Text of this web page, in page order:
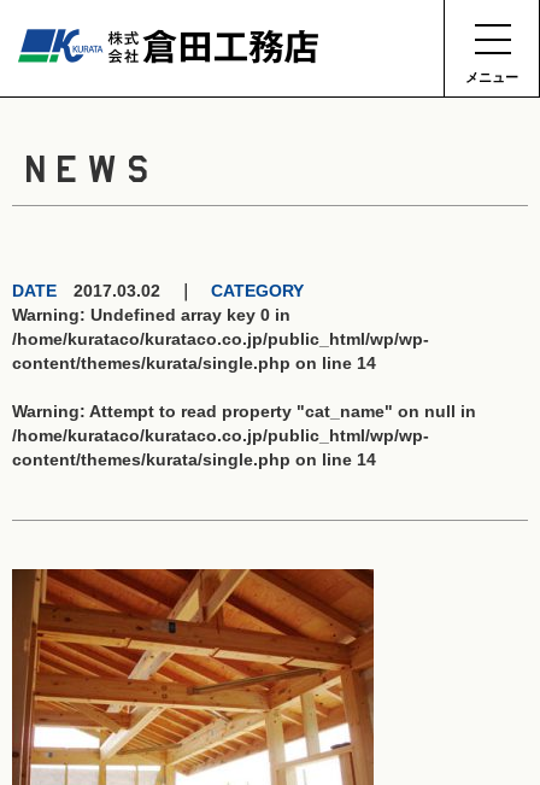
メニュー
NEWS
DATE 2017.03.02 ｜ CATEGORY
Warning: Undefined array key 0 in
/home/kurataco/kurataco.co.jp/public_html/wp/wp-
content/themes/kurata/single.php on line 14
Warning: Attempt to read property "cat_name" on null in
/home/kurataco/kurataco.co.jp/public_html/wp/wp-
content/themes/kurata/single.php on line 14